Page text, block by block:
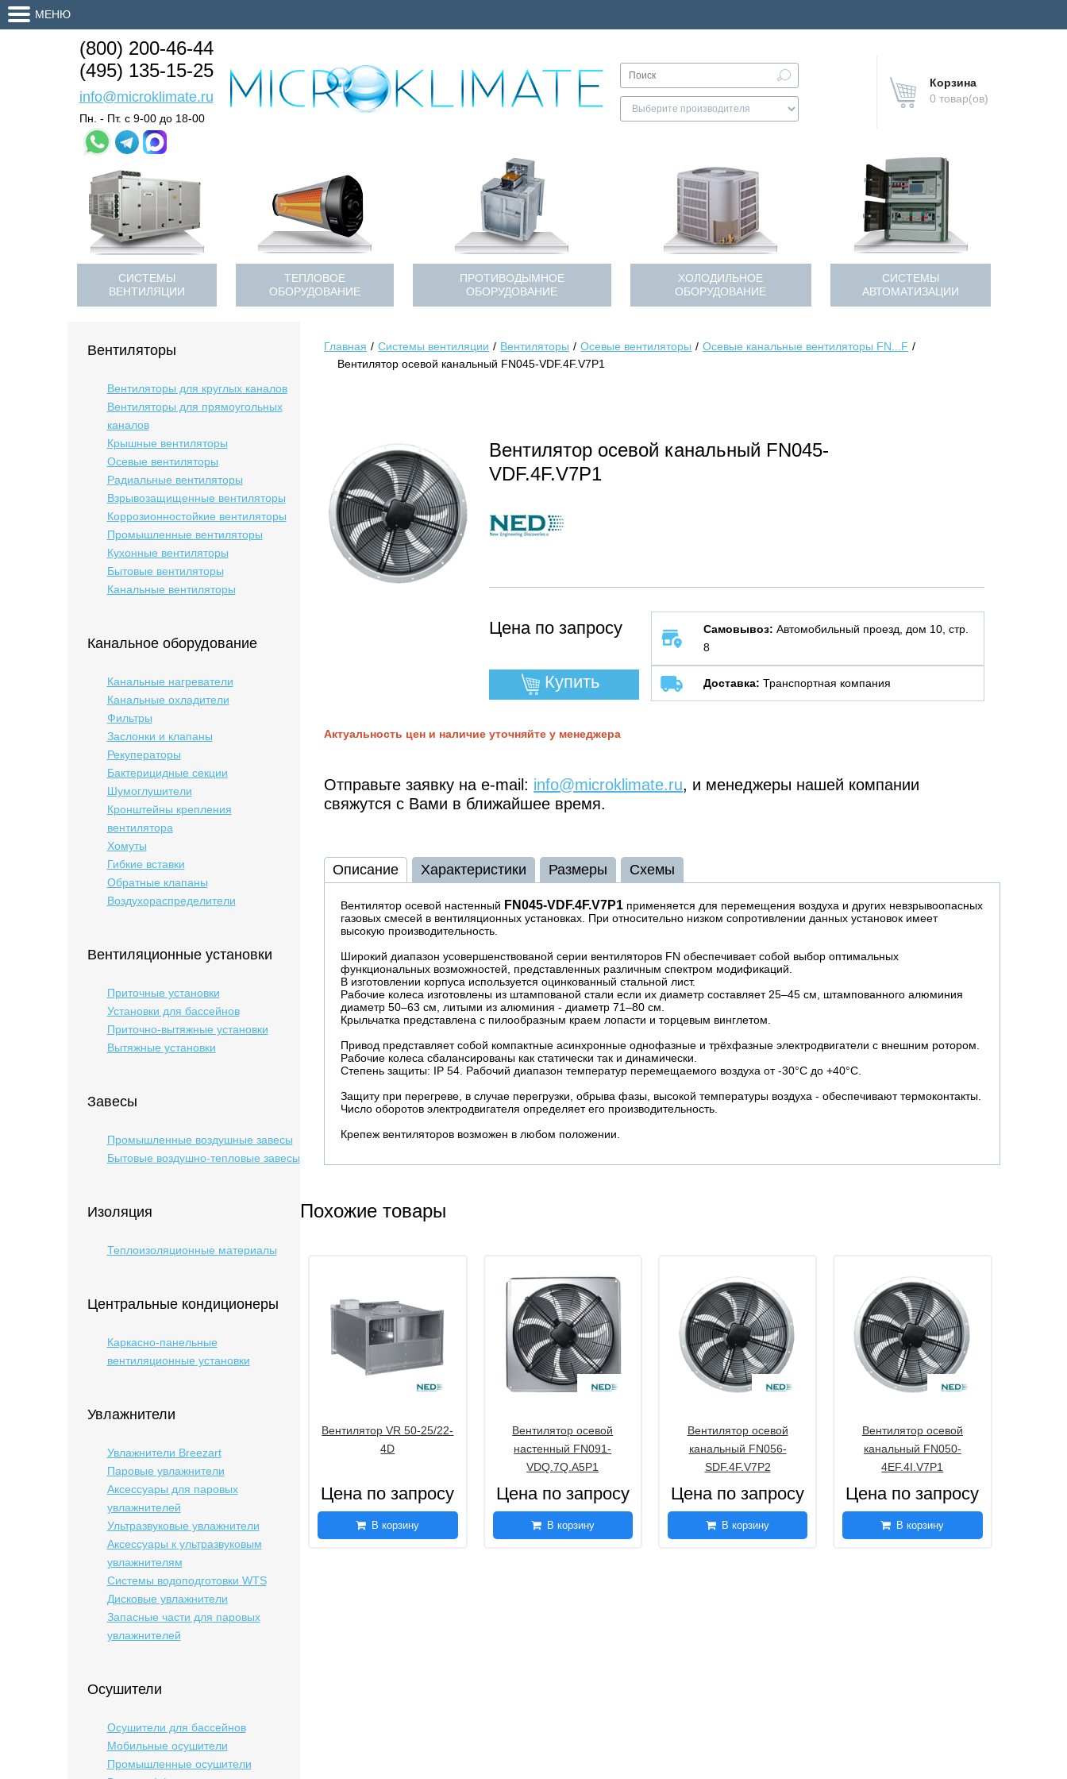
МЕНЮ
(800) 200-46-44
(495) 135-15-25
info@microklimate.ru
Пн. - Пт. с 9-00 до 18-00
Корзина
0 товар(ов)
СИСТЕМЫ
ВЕНТИЛЯЦИИ
ТЕПЛОВОЕ
ОБОРУДОВАНИЕ
ПРОТИВОДЫМНОЕ
ОБОРУДОВАНИЕ
ХОЛОДИЛЬНОЕ
ОБОРУДОВАНИЕ
СИСТЕМЫ
АВТОМАТИЗАЦИИ
Вентиляторы
Вентиляторы для круглых каналов
Вентиляторы для прямоугольных
каналов
Крышные вентиляторы
Осевые вентиляторы
Радиальные вентиляторы
Взрывозащищенные вентиляторы
Коррозионностойкие вентиляторы
Промышленные вентиляторы
Кухонные вентиляторы
Бытовые вентиляторы
Канальные вентиляторы
Канальное оборудование
Канальные нагреватели
Канальные охладители
Фильтры
Заслонки и клапаны
Рекуператоры
Бактерицидные cекции
Шумоглушители
Кронштейны крепления
вентилятора
Хомуты
Гибкие вставки
Обратные клапаны
Воздухораспределители
Вентиляционные установки
Приточные установки
Установки для бассейнов
Приточно-вытяжные установки
Вытяжные установки
Завесы
Промышленные воздушные завесы
Бытовые воздушно-тепловые завесы
Изоляция
Теплоизоляционные материалы
Центральные кондиционеры
Каркасно-панельные
вентиляционные установки
Увлажнители
Увлажнители Breezart
Паровые увлажнители
Аксессуары для паровых
увлажнителей
Ультразвуковые увлажнители
Аксессуары к ультразвуковым
увлажнителям
Системы водоподготовки WTS
Дисковые увлажнители
Запасные части для паровых
увлажнителей
Осушители
Осушители для бассейнов
Мобильные осушители
Промышленные осушители
Главная Системы вентиляции Вентиляторы Осевые вентиляторы
Осевые канальные вентиляторы FN...F
Вентилятор осевой канальный FN045-VDF.4F.V7P1
Вентилятор осевой канальный FN045-
VDF.4F.V7P1
Цена по запросу
Купить
Самовывоз: Автомобильный проезд, дом 10, стр.
8
Доставка: Транспортная компания
Актуальность цен и наличие уточняйте у менеджера
Отправьте заявку на e-mail: info@microklimate.ru, и менеджеры нашей компании
свяжутся с Вами в ближайшее время.
Описание Характеристики Размеры Схемы
Вентилятор осевой настенный FN045-VDF.4F.V7P1 применяется для перемещения воздуха и других невзрывоопасных
газовых смесей в вентиляционных установках. При относительно низком сопротивлении данных установок имеет
высокую производительность.
Широкий диапазон усовершенствованой серии вентиляторов FN обеспечивает собой выбор оптимальных
функциональных возможностей, представленных различным спектром модификаций.
В изготовлении корпуса используется оцинкованный стальной лист.
Рабочие колеса изготовлены из штампованой стали если их диаметр составляет 25–45 см, штампованного алюминия
диаметр 50–63 см, литыми из алюминия - диаметр 71–80 см.
Крыльчатка представлена с пилообразным краем лопасти и торцевым винглетом.
Привод представляет собой компактные асинхронные однофазные и трёхфазные электродвигатели с внешним ротором.
Рабочие колеса сбалансированы как статически так и динамически.
Степень защиты: IP 54. Рабочий диапазон температур перемещаемого воздуха от -30°C до +40°C.
Защиту при перегреве, в случае перегрузки, обрыва фазы, высокой температуры воздуха - обеспечивают термоконтакты.
Число оборотов электродвигателя определяет его производительность.
Крепеж вентиляторов возможен в любом положении.
Похожие товары
Вентилятор VR 50-25/22-
4D
Цена по запросу
В корзину
Вентилятор осевой
настенный FN091-
VDQ.7Q.A5P1
Цена по запросу
В корзину
Вентилятор осевой
канальный FN056-
SDF.4F.V7P2
Цена по запросу
В корзину
Вентилятор осевой
канальный FN050-
4EF.4I.V7P1
Цена по запросу
В корзину